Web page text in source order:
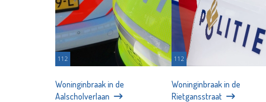
112
Woninginbraak in de
Aalscholverlaan
112
Woninginbraak in de
Rietgansstraat